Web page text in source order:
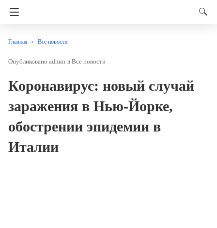
Главная Все новости
admin в Все новости
Коронавирус: новый случай
заражения в Нью-Йорке,
обострении эпидемии в
Италии